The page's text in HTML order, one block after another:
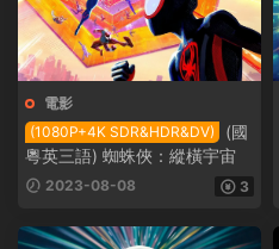
電影
(1080P+4K SDR&HDR&DV)
(國
粵英三語) 蜘蛛俠：縱橫宇宙
2023-08-08 3